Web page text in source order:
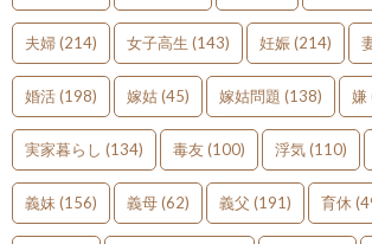
夫婦(214) 女子高生 (143) 妊娠(214)
婚活(198) 嫁姑(45) 嫁姑問題 (138) 嫌
実家暮らし (134) 毒友(100) 浮気(110)
義妹 (156) 義母(62) 義父 (191) 育休